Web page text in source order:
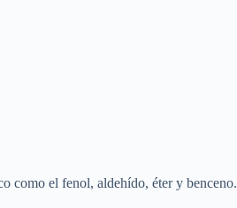
como el fenol, aldehído, éter y benceno.